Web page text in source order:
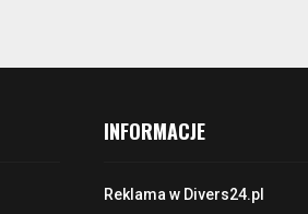
INFORMACJE
Reklama w Divers24.pl